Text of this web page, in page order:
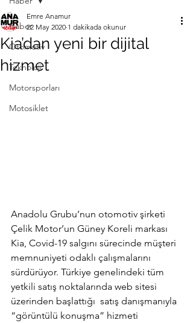
Haber
Otomotiv
Teknoloji
Motorsporları
Motosiklet
Kia’dan yeni bir dijital
hizmet
Emre Anamur
22 May 2020 1 dakikada okunur
Anadolu Grubu’nun otomotiv şirketi
Çelik Motor’un Güney Koreli markası
Kia, Covid-19 salgını sürecinde müşteri
memnuniyeti odaklı çalışmalarını
sürdürüyor. Türkiye genelindeki tüm
yetkili satış noktalarında web sitesi
üzerinden başlattığı  satış danışmanıyla
“görüntülü konuşma” hizmeti